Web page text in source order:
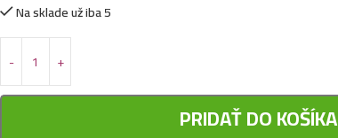
Na sklade už iba 5
PRIDAŤ DO KOŠÍKA